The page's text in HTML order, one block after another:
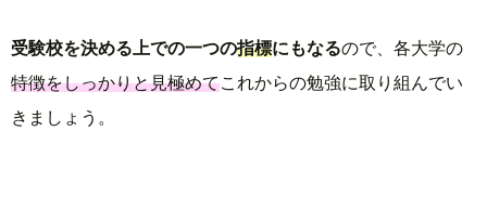
受験校を決める上での一つの指標にもなるので、各大学の
特徴をしっかりと見極めて これからの勉強に取り組んでい
きましょう。